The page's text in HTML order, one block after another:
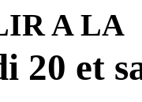
A LA
20 et